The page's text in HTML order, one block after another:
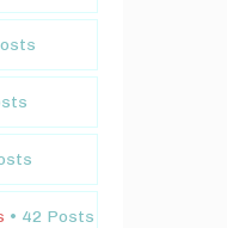
• 42 Posts